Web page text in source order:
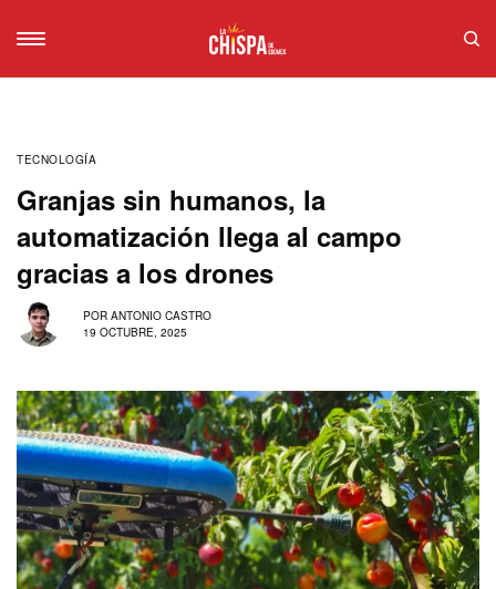
TECNOLOGÍA
Granjas sin humanos, la
automatización llega al campo
gracias a los drones
POR ANTONIO CASTRO
19 OCTUBRE, 2025